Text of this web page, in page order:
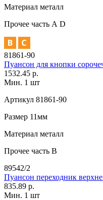
Материал металл
Прочее часть А D
81861-90
Пуансон для кнопки
1532.45 р.
Мин. 1 шт
Артикул 81861-90
Размер 11мм
Материал металл
Прочее часть В
89542/2
Пуансон переходник
835.89 р.
Мин. 1 шт